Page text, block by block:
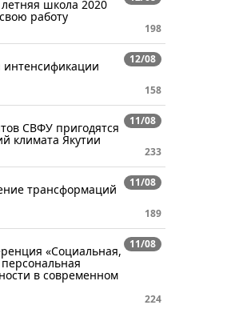
школа 2020
работу
198
12/08
интенсификации
158
11/08
СВФУ пригодятся
климата Якутии
233
11/08
трансформаций
189
11/08
«Социальная,
в современном
224